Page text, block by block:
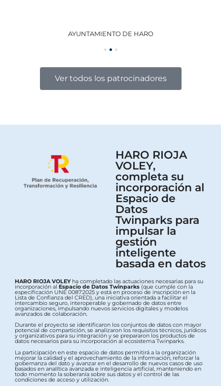
AYUNTAMIENTO DE HARO
Ver todos los patrocinadores
HARO RIOJA
VOLEY,
completa su
incorporación al
Espacio de
Datos
Twinparks para
impulsar la
gestión
inteligente
basada en datos
HARO RIOJA VOLEYha completado las actuaciones necesarias para su
incorporación al Espacio de Datos Twinparks (que cumple con la
especificación UNE 0087:2025 y está en proceso de inscripción en la
Lista de Confianza del CRED), una iniciativa orientada a facilitar el
intercambio seguro, interoperable y gobernado de datos entre
organizaciones, impulsando nuevos servicios digitales y modelos
avanzados de colaboración.
Durante el proyecto se identificaron los conjuntos de datos con mayor
potencial de compartición, se analizaron los requisitos técnicos, jurídicos
y organizativos para su integración y se prepararon los productos de
datos necesarios para su incorporación al ecosistema Twinparks.
La participación en este espacio de datos permitirá a la organización
mejorar la calidad y el aprovechamiento de la información, reforzar la
gobernanza del dato y avanzar en el desarrollo de nuevos casos de uso
basados en analítica avanzada e inteligencia artificial, manteniendo en
todo momento la soberanía sobre sus datos y el control de las
condiciones de acceso y utilización.